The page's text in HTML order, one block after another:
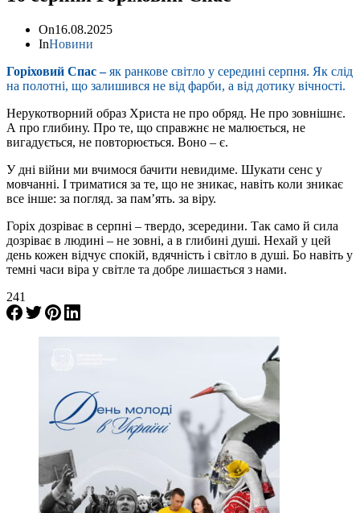
On16.08.2025
InНовини
Горіховий Спас –як ранкове світло у середині серпня. Як слід
на полотні, що залишився не від фарби, а від дотику вічності.
Нерукотворний образ Христа не про обряд. Не про зовнішнє.
А про глибину. Про те, що справжнє не малюється, не
вигадується, не повторюється. Воно – є.
У дні війни ми вчимося бачити невидиме. Шукати сенс у
мовчанні. І триматися за те, що не зникає, навіть коли зникає
все інше: за погляд. за пам’ять. за віру.
Горіх дозріває в серпні – твердо, зсередини. Так само й сила
дозріває в людині – не зовні, а в глибині душі. Нехай у цей
день кожен відчує спокій, вдячність і світло в душі. Бо навіть у
темні часи віра у світле та добре лишається з нами.
241